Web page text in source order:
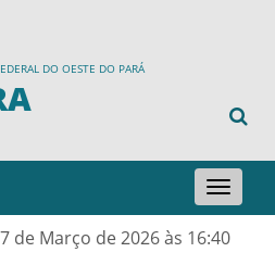
DO OESTE DO PARÁ
Toggle
navigation
de Março de 2026 às 16:40